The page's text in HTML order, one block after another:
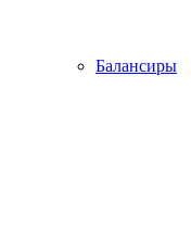
Балансиры